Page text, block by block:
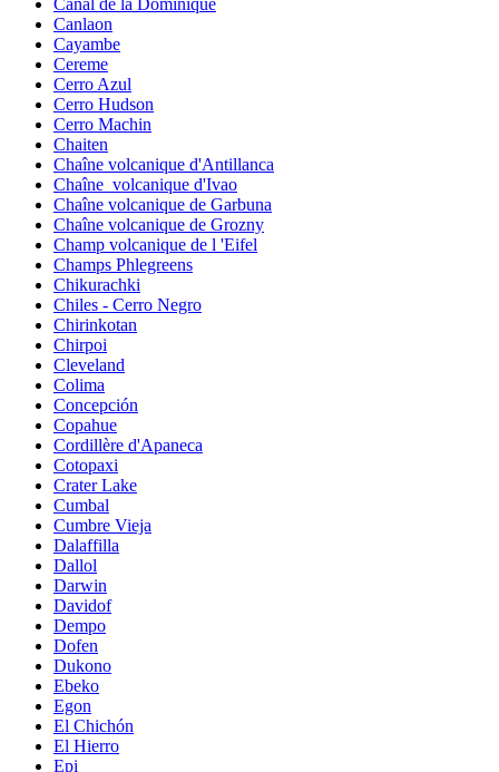
Canal de la Dominique
Canlaon
Cayambe
Cereme
Cerro Azul
Cerro Hudson
Cerro Machin
Chaiten
Chaîne volcanique d'Antillanca
Chaîne_volcanique d'Ivao
Chaîne volcanique de Garbuna
Chaîne volcanique de Grozny
Champ volcanique de l 'Eifel
Champs Phlegreens
Chikurachki
Chiles - Cerro Negro
Chirinkotan
Chirpoi
Cleveland
Colima
Concepción
Copahue
Cordillère d'Apaneca
Cotopaxi
Crater Lake
Cumbal
Cumbre Vieja
Dalaffilla
Dallol
Darwin
Davidof
Dempo
Dofen
Dukono
Ebeko
Egon
El Chichón
El Hierro
Epi